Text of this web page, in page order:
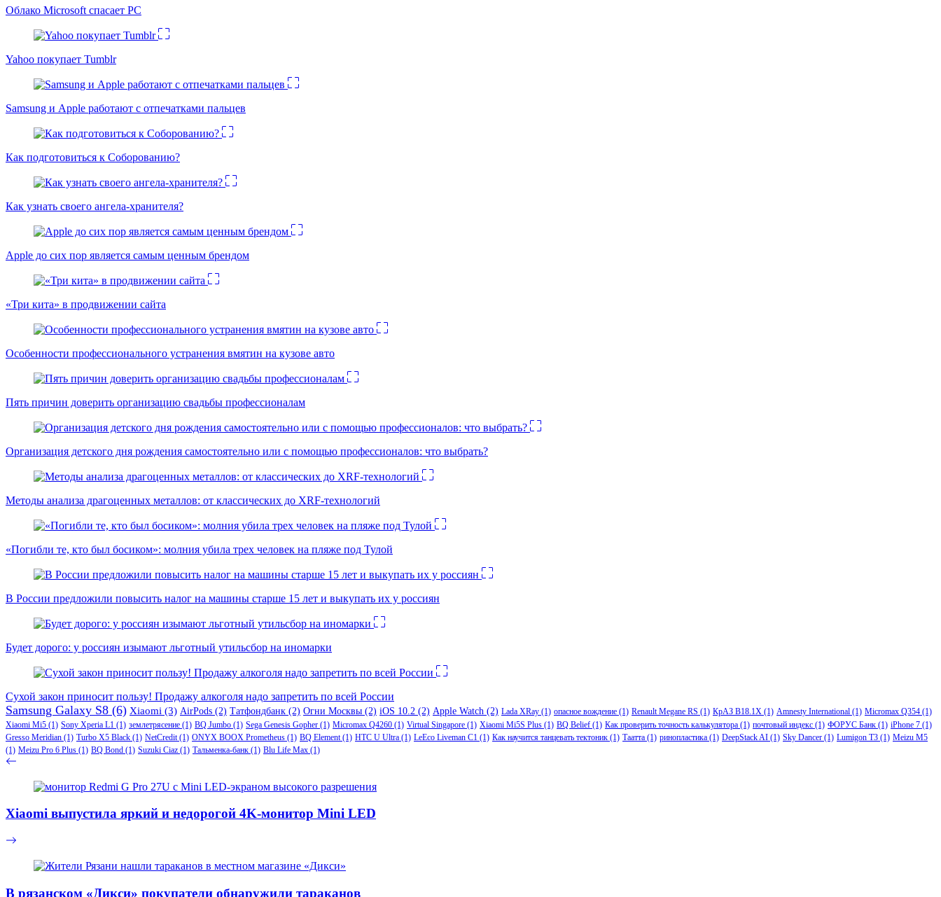
Облако Microsoft спасает PC
Yahoo покупает Tumblr
Samsung и Apple работают с отпечатками пальцев
Как подготовиться к Соборованию?
Как узнать своего ангела-хранителя?
Apple до сих пор является самым ценным брендом
«Три кита» в продвижении сайта
Особенности профессионального устранения вмятин на кузове авто
Пять причин доверить организацию свадьбы профессионалам
Организация детского дня рождения самостоятельно или с помощью профессионалов: что выбрать?
Методы анализа драгоценных металлов: от классических до XRF-технологий
«Погибли те, кто был босиком»: молния убила трех человек на пляже под Тулой
В России предложили повысить налог на машины старше 15 лет и выкупать их у россиян
Будет дорого: у россиян изымают льготный утильсбор на иномарки
Сухой закон приносит пользу! Продажу алкоголя надо запретить по всей России
Samsung Galaxy S8 (6) Xiaomi (3) AirPods (2) Татфондбанк (2) Огни Москвы (2) iOS 10.2 (2) Apple Watch (2) Lada XRay (1) опасное вождение (1) Renault Megane RS (1) КрАЗ В18.1Х (1) Amnesty International (1) Micromax Q354 (1)
Xiaomi Mi5 (1) Sony Xperia L1 (1) землетрясение (1) BQ Jumbo (1) Sega Genesis Gopher (1) Micromax Q4260 (1) Virtual Singapore (1) Xiaomi Mi5S Plus (1) BQ Belief (1) Как проверить точность калькулятора (1) почтовый индекс (1) ФОРУС Банк (1) iPhone 7 (1)
Gresso Meridian (1) Turbo X5 Black (1) NetCredit (1) ONYX BOOX Prometheus (1) BQ Element (1) HTC U Ultra (1) LeEco Liveman C1 (1) Как научится танцевать тектоник (1) Таатта (1) ринопластика (1) DeepStack AI (1) Sky Dancer (1) Lumigon T3 (1) Meizu M5
(1) Meizu Pro 6 Plus (1) BQ Bond (1) Suzuki Ciaz (1) Тальменка-банк (1) Blu Life Max (1)
Xiaomi выпустила яркий и недорогой 4K-монитор Mini LED
В рязанском «Дикси» покупатели обнаружили тараканов